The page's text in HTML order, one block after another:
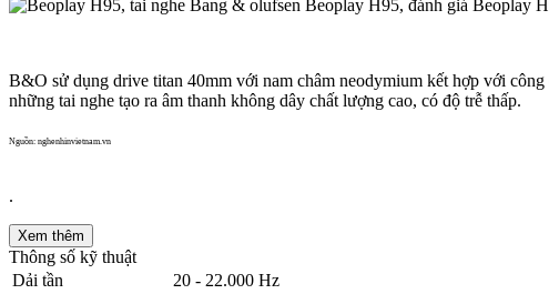
B&O sử dụng drive titan 40mm với nam châm neodymium kết hợp với
những tai nghe tạo ra âm thanh không dây chất lượng cao, có độ trễ thấp.
Nguồn: nghenhinvietnam.vn
.
Xem thêm
Thông số kỹ thuật
Dải tần
20 - 22.000 Hz